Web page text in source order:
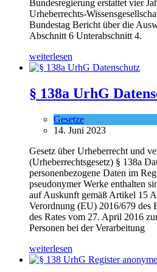
Bundesregierung erstattet vier
Urheberrechts-
Bundestag Bericht über die
Abschnitt 6 Unterabschnitt 4.
weiterlesen
§ 138a UrhG
Gesetze
14. Juni 2023
Gesetz über Urheberrecht und
(Urheberrechtsgesetz) § 138a
personenbezogene Daten im
pseudonymer Werke enthalten
auf Auskunft gemäß Artikel 15
Verordnung (EU) 2016/679 des
des Rates vom 27. April 2016
Personen bei der Verarbeitung
weiterlesen